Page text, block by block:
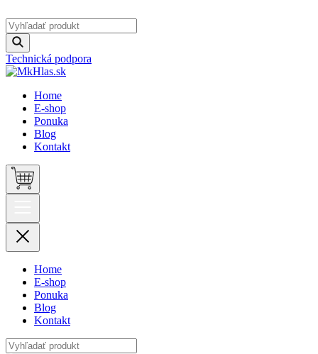
Technická podpora
Home
E-shop
Ponuka
Blog
Kontakt
Home
E-shop
Ponuka
Blog
Kontakt